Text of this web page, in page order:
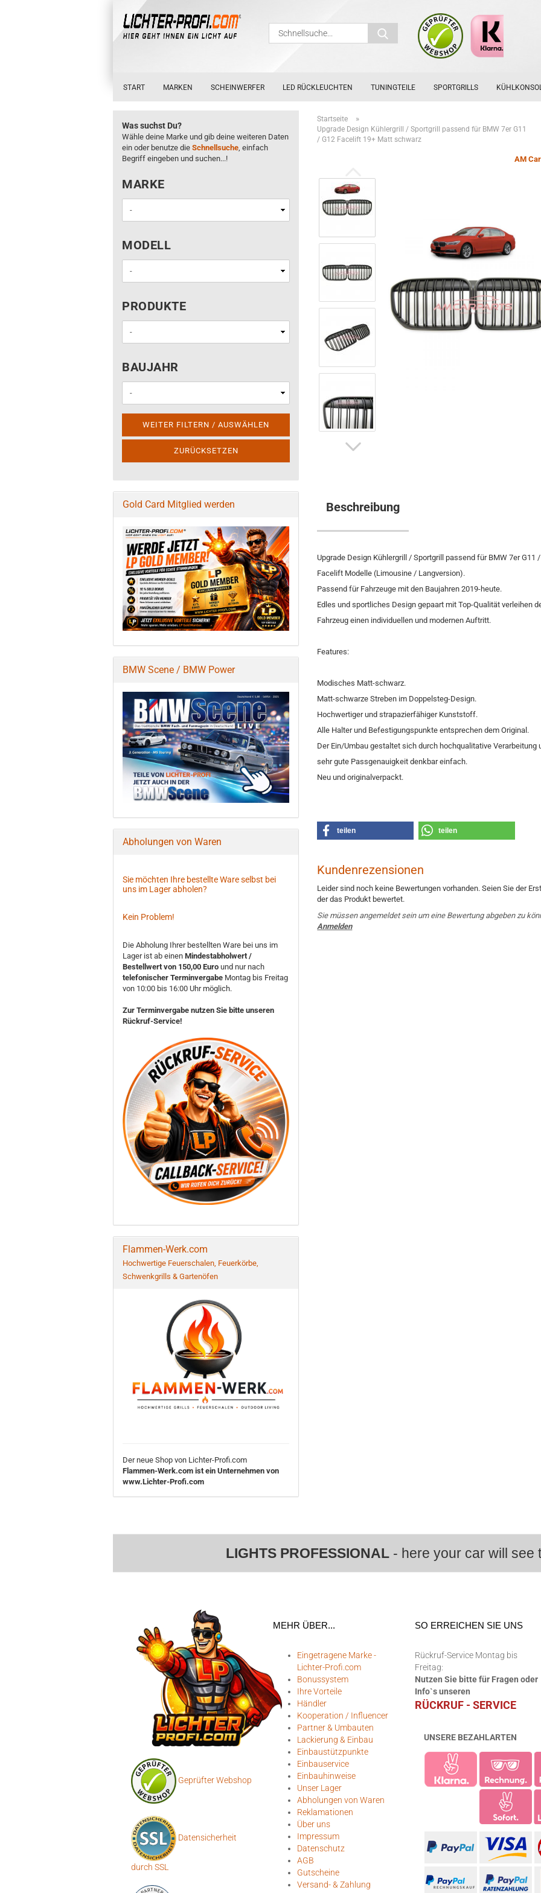
Schnellsuche...
START MARKEN SCHEINWERFER LED RÜCKLEUCHTEN TUNINGTEILE SPORTGRILLS
Startseite »
Upgrade Design Kühlergrill / Sportgrill passend für BMW 7er G11
/ G12 Facelift 19+ Matt schwarz
AM
Beschreibung
Upgrade Design Kühlergrill / Sportgrill passend für BMW 7er G11
Facelift Modelle (Limousine / Langversion).
Passend für Fahrzeuge mit den Baujahren 2019-heute.
Edles und sportliches Design gepaart mit Top-Qualität verleihen
Fahrzeug einen individuellen und modernen Auftritt.
Features:
Modisches Matt-schwarz.
Matt-schwarze Streben im Doppelsteg-Design.
Hochwertiger und strapazierfähiger Kunststoff.
Alle Halter und Befestigungspunkte entsprechen dem Original.
Der Ein/Umbau gestaltet sich durch hochqualitative Verarbeitung
sehr gute Passgenauigkeit denkbar einfach.
Neu und originalverpackt.
teilen teilen
Kundenrezensionen
Leider sind noch keine Bewertungen vorhanden. Seien Sie der
der das Produkt bewertet.
Sie müssen angemeldet sein um eine Bewertung abgeben zu
Anmelden
Was suchst Du?
Wähle deine Marke und gib deine weiteren Daten
ein oder benutze die Schnellsuche, einfach
Begriff eingeben und suchen...!
MARKE
MARKE
MODELL
MODELL
PRODUKTE
PRODUKTE
BAUJAHR
BAUJAHR
WEITER FILTERN / AUSWÄHLEN
ZURÜCKSETZEN
Gold Card Mitglied werden
BMW Scene / BMW Power
Abholungen von Waren
Sie möchten Ihre bestellte Ware selbst bei
uns im Lager abholen?
Kein Problem!
Die Abholung Ihrer bestellten Ware bei uns im
Lager ist ab einen Mindestabholwert /
Bestellwert von 150,00 Euro und nur nach
telefonischer Terminvergabe Montag bis Freitag
von 10:00 bis 16:00 Uhr möglich.
Zur Terminvergabe nutzen Sie bitte unseren
Rückruf-Service!
Flammen-Werk.com
Hochwertige Feuerschalen, Feuerkörbe,
Schwenkgrills & Gartenöfen
Der neue Shop von Lichter-Profi.com
Flammen-Werk.com ist ein Unternehmen von
www.Lichter-Profi.com
LIGHTS PROFESSIONAL- here your car will see
Geprüfter Webshop
Datensicherheit
durch SSL
MEHR ÜBER...
Eingetragene Marke -
Lichter-Profi.com
Bonussystem
Ihre Vorteile
Händler
Kooperation / Influencer
Partner & Umbauten
Lackierung & Einbau
Einbaustützpunkte
Einbauservice
Einbauhinweise
Unser Lager
Abholungen von Waren
Reklamationen
Über uns
Impressum
Datenschutz
AGB
Gutscheine
Versand- & Zahlung
SO ERREICHEN SIE UNS
Rückruf-Service Montag bis
Freitag:
Nutzen Sie bitte für Fragen oder
Info`s unseren
RÜCKRUF - SERVICE
UNSERE BEZAHLARTEN